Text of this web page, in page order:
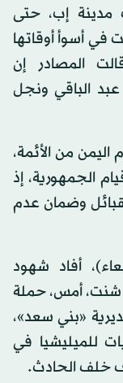
مدينة إب، حتى
أسوأ أوقاتها
المصادر إن
الباقي ونجل
من الأئمة،
26 سبتمبر (أيلول) 1962 وقيام الجمهورية، إذ
وضمان عدم
أفاد شهود
شنت، أمس، حملة
«بني سعد»،
للميليشيا في
خلف الحادث.